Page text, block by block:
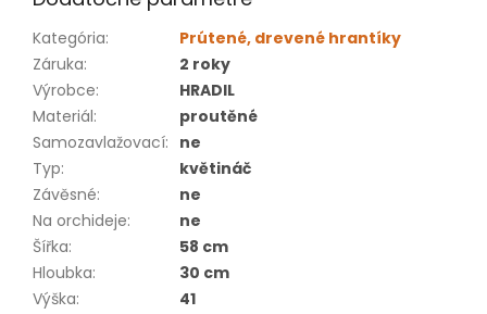
Kategória:
Prútené, drevené hrantíky
Záruka:
2 roky
Výrobce:
HRADIL
Materiál:
proutěné
Samozavlažovací: ne
Typ:
květináč
Závěsné:
ne
Na orchideje:
ne
Šířka:
58 cm
Hloubka:
30 cm
Výška: 41